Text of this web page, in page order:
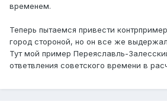
временем.
Теперь пытаемся привести
город стороной, но он все же
Тут мой пример Переяславль-
ответвления советского времени в